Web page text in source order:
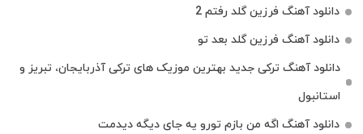
دانلود آهنگ فرزین گلد رفتم 2
دانلود آهنگ فرزین گلد بعد تو
دانلود آهنگ ترکی جدید بهترین موزیک‌ های ترکی آذربایجان، تبریز و
استانبول
دانلود آهنگ اگه من بازم تورو یه جای دیگه دیدمت